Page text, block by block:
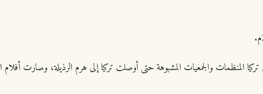
المنظمات والجمعيات المشبوهة حتى أوصلت تركيا إلى هرم الرذيلة، وصارت